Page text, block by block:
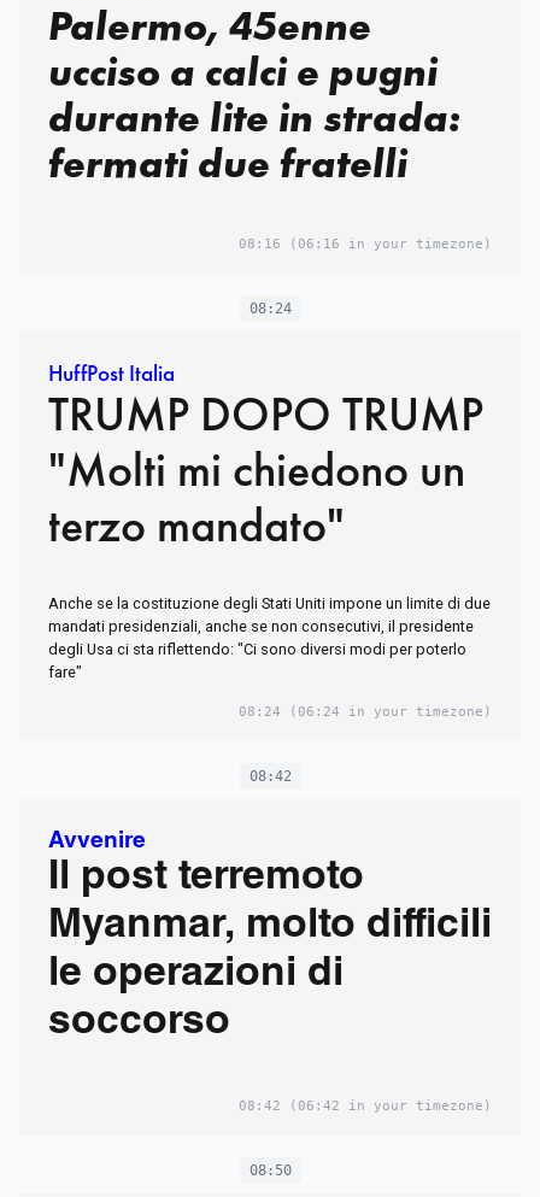
Palermo, 45enne
ucciso a calci e pugni
durante lite in strada:
fermati due fratelli
08:16 (06:16 in your timezone)
08:24
HuffPost Italia
TRUMP DOPO TRUMP
"Molti mi chiedono un
terzo mandato"
Anche se la costituzione degli Stati Uniti impone un limite di due
mandati presidenziali, anche se non consecutivi, il presidente
degli Usa ci sta riflettendo: "Ci sono diversi modi per poterlo
fare"
08:24 (06:24 in your timezone)
08:42
Avvenire
Il post terremoto
Myanmar, molto difficili
le operazioni di
soccorso
08:42 (06:42 in your timezone)
08:50